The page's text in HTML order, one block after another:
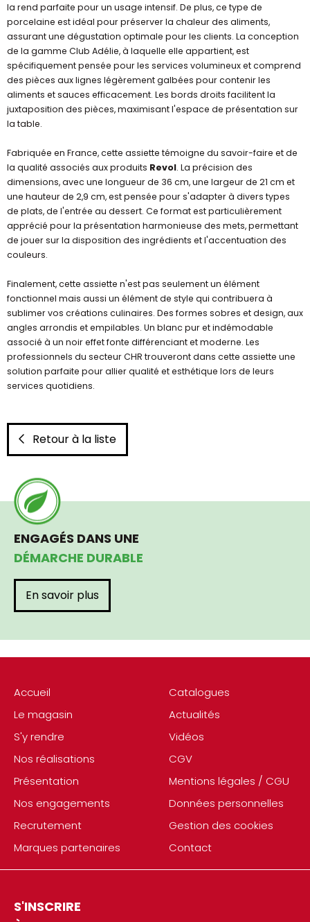
la rend parfaite pour un usage intensif. De plus, ce type de
porcelaine est idéal pour préserver la chaleur des aliments,
assurant une dégustation optimale pour les clients. La conception
de la gamme Club Adélie, à laquelle elle appartient, est
spécifiquement pensée pour les services volumineux et comprend
des pièces aux lignes légèrement galbées pour contenir les
aliments et sauces efficacement. Les bords droits facilitent la
juxtaposition des pièces, maximisant l'espace de présentation sur
la table.
Fabriquée en France, cette assiette témoigne du savoir-faire et de
la qualité associés aux produits Revol. La précision des
dimensions, avec une longueur de 36 cm, une largeur de 21 cm et
une hauteur de 2,9 cm, est pensée pour s'adapter à divers types
de plats, de l'entrée au dessert. Ce format est particulièrement
apprécié pour la présentation harmonieuse des mets, permettant
de jouer sur la disposition des ingrédients et l'accentuation des
couleurs.
Finalement, cette assiette n'est pas seulement un élément
fonctionnel mais aussi un élément de style qui contribuera à
sublimer vos créations culinaires. Des formes sobres et design, aux
angles arrondis et empilables. Un blanc pur et indémodable
associé à un noir effet fonte différenciant et moderne. Les
professionnels du secteur CHR trouveront dans cette assiette une
solution parfaite pour allier qualité et esthétique lors de leurs
services quotidiens.
Retour à la liste
Accueil
Le magasin
S'y rendre
Nos réalisations
Présentation
Nos engagements
Recrutement
Marques partenaires
Catalogues
Actualités
Vidéos
CGV
Mentions légales / CGU
Données personnelles
Gestion des cookies
Contact
S'INSCRIRE
ENGAGÉS DANS UNE
DÉMARCHE DURABLE
En savoir plus